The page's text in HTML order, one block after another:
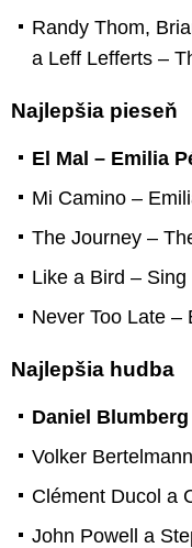
Randy Thom,
a Leff Lefferts –
Najlepšia pieseň
El Mal – Emilia
Mi Camino –
The Journey –
Like a Bird – Sing
Never Too Late –
Najlepšia hudba
Daniel
Volker
Clément Ducol a
John Powell a